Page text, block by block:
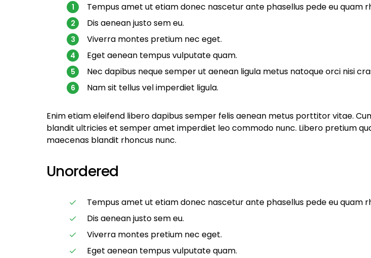
Tempus amet ut etiam donec nascetur ante phasellus pede eu quam
Dis aenean justo sem eu.
Viverra montes pretium nec eget.
Eget aenean tempus vulputate quam.
Nec dapibus neque semper ut aenean ligula metus natoque orci nisi
Nam sit tellus vel imperdiet ligula.
Enim etiam eleifend libero dapibus semper felis aenean metus porttitor vitae.
blandit ultricies et semper amet imperdiet leo commodo nunc. Libero pretium
maecenas blandit rhoncus nunc.
Unordered
Tempus amet ut etiam donec nascetur ante phasellus pede eu quam
Dis aenean justo sem eu.
Viverra montes pretium nec eget.
Eget aenean tempus vulputate quam.